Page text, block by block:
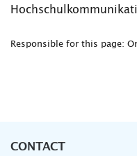
Responsible for this page:
CONTACT